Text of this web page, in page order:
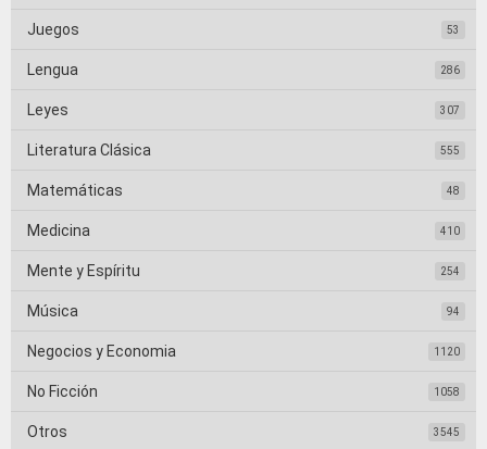
Juegos 53
Lengua 286
Leyes 307
Literatura Clásica 555
Matemáticas 48
Medicina 410
Mente y Espíritu 254
Música 94
Negocios y Economia 1120
No Ficción 1058
Otros 3545